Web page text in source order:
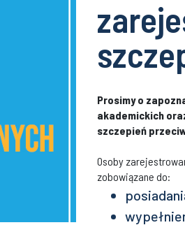
Prosimy o
akademickich
szczepień przeciw
Osoby
zobowiązane do: